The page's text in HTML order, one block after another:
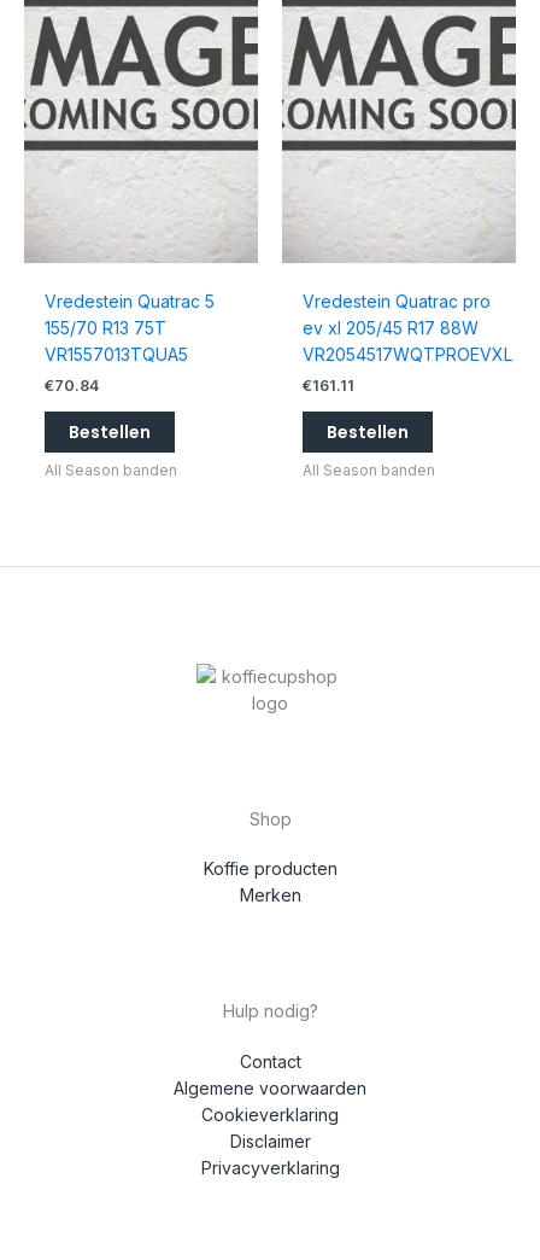
Vredestein Quatrac 5
155/70 R13 75T
VR1557013TQUA5
€70.84
Bestellen
All Season banden
Vredestein Quatrac pro
ev xl 205/45 R17 88W
VR2054517WQTPROEVXL
€161.11
Bestellen
All Season banden
Shop
Koffie producten
Merken
Hulp nodig?
Contact
Algemene voorwaarden
Cookieverklaring
Disclaimer
Privacyverklaring